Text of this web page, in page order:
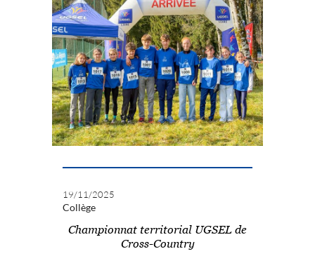
19/11/2025
Collège
Championnat territorial UGSEL de
Cross-Country